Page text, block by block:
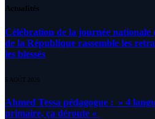
Actualités
Célébration de la journée nationale
de la République rassemble les
les blessés
5 AOÛT 2026
Ahmed Tessa pédagogue : » 4
primaire, ça déroute «